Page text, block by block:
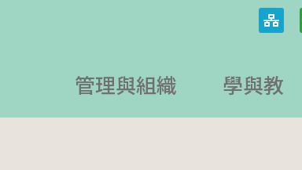
管理與組織 學與教